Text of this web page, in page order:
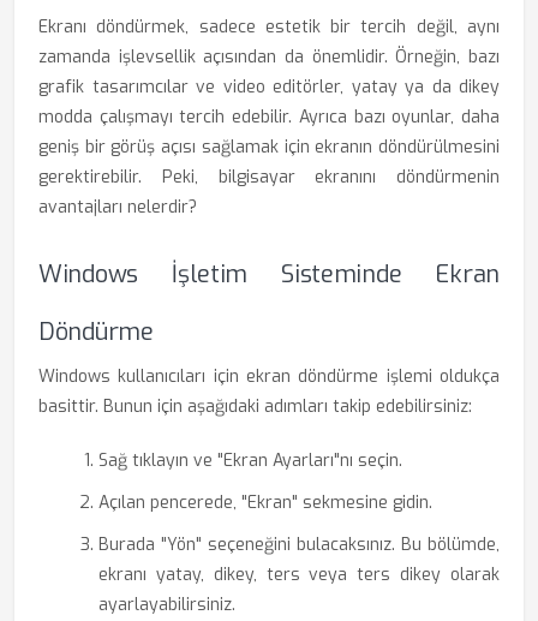
Ekranı döndürmek, sadece estetik bir tercih değil, aynı
zamanda işlevsellik açısından da önemlidir. Örneğin, bazı
grafik tasarımcılar ve video editörler, yatay ya da dikey
modda çalışmayı tercih edebilir. Ayrıca bazı oyunlar, daha
geniş bir görüş açısı sağlamak için ekranın döndürülmesini
gerektirebilir. Peki, bilgisayar ekranını döndürmenin
avantajları nelerdir?
Windows İşletim Sisteminde Ekran
Döndürme
Windows kullanıcıları için ekran döndürme işlemi oldukça
basittir. Bunun için aşağıdaki adımları takip edebilirsiniz:
Sağ tıklayın ve "Ekran Ayarları"nı seçin.
Açılan pencerede, "Ekran" sekmesine gidin.
Burada "Yön" seçeneğini bulacaksınız. Bu bölümde,
ekranı yatay, dikey, ters veya ters dikey olarak
ayarlayabilirsiniz.